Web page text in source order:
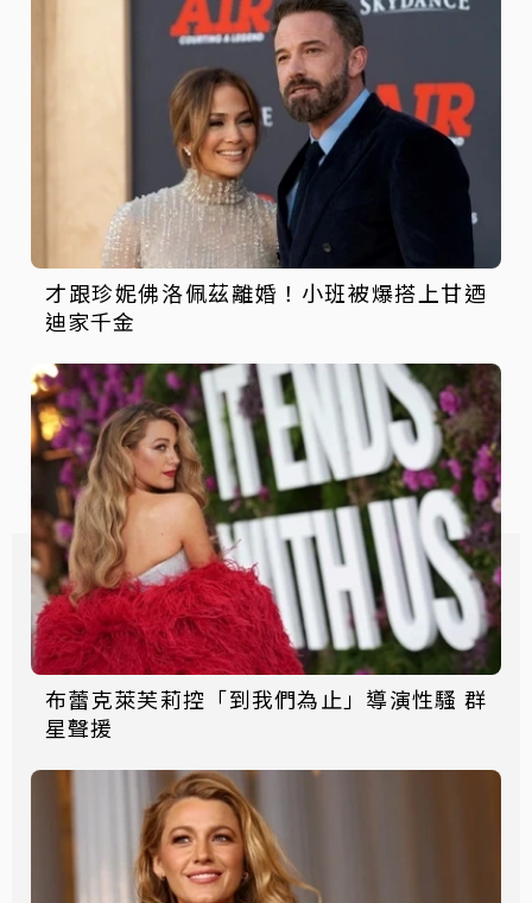
才跟珍妮佛洛佩茲離婚！小班被爆搭上甘迺
迪家千金
布蕾克萊芙莉控「到我們為止」導演性騷 群
星聲援